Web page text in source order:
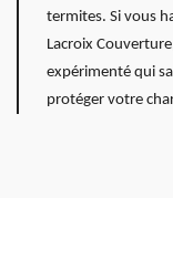
termites. Si vous
Lacroix
expérimenté qui
protéger votre